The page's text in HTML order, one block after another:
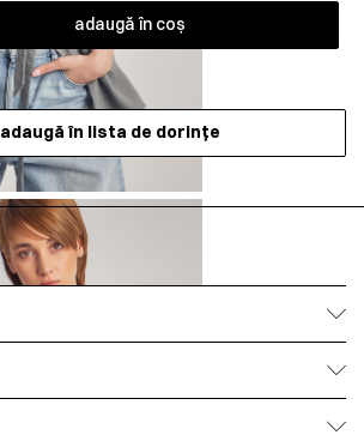
adaugă în coș
adaugă în lista de dorințe